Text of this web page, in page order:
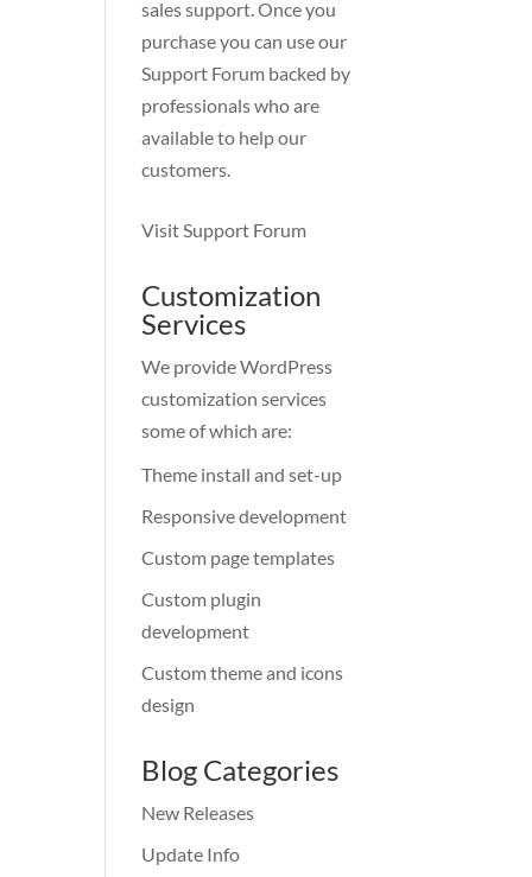
sales support. Once you
purchase you can use our
Support Forum backed by
professionals who are
available to help our
customers.
Visit Support Forum
Customization
Services
We provide WordPress
customization services
some of which are:
Theme install and set-up
Responsive development
Custom page templates
Custom plugin
development
Custom theme and icons
design
Blog Categories
New Releases
Update Info